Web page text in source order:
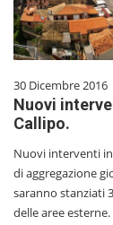
30 Dicembre 2016
Nuovi
Callipo.
Nuovi interventi
di aggregazione
saranno stanziati
delle aree